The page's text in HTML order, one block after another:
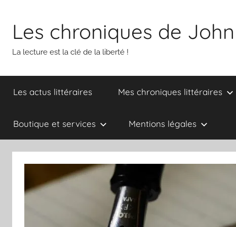
contenu
Les chroniques de John
La lecture est la clé de la liberté !
Les actus littéraires Mes chroniques littéraires
Boutique et services Mentions légales